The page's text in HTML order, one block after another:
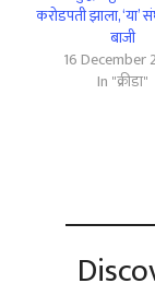
करोडपती झाला, ‘या’
बाजी
16 December
In "क्रीडा"